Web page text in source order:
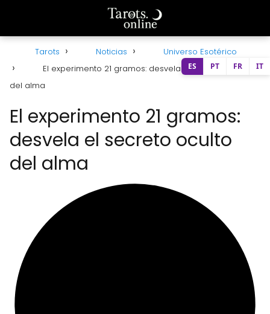
Tarots Noticias
Universo Esotérico
El experimento 21 gramos: desvela el secreto oculto
del alma
El experimento 21 gramos:
desvela el secreto oculto
del alma
ES PT FR IT